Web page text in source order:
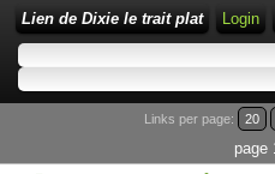
Lien de Dixie le trait plat Login
Links per page: 20
page